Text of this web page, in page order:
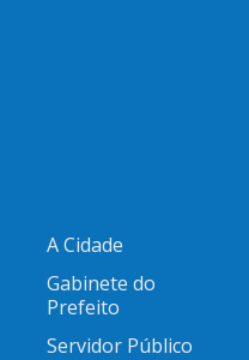
A Cidade
Gabinete do
Prefeito
Servidor Público